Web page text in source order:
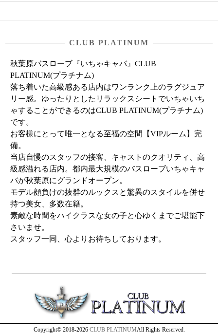
CLUB PLATINUM
秋葉原バスローブ『いちゃキャバ』CLUB
PLATINUM(プラチナム)
落ち着いた高級感ある店内はワンランク上のラグジュア
リー感。ゆったりとしたリラックスシートでいちゃいち
ゃすることができるのはCLUB PLATINUM(プラチナム)
です。
お客様にとって唯一となる至福の空間【VIPルーム】完
備。
当店自慢のスタッフの接客、キャストのクオリティ、高
級感溢れる店内。都内最大規模のバスローブいちゃキャ
バが秋葉原にグランドオープン。
モデル顔負けの抜群のルックスと驚異のスタイルを併せ
持つ美女、多数在籍。
素敵な時間をハイクラスな女の子と心ゆくまでご堪能下
さいませ。
スタッフ一同、心よりお待ちしております。
Copyright© 2018-2026 CLUB PLATINUMAll Rights Reserved.